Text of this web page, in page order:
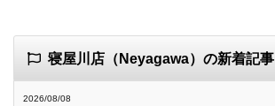
寝屋川店（Neyagawa）の新着記事
2026/08/08